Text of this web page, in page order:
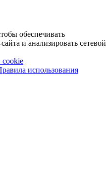
обеспечивать
и анализировать сетевой
cookie
использования